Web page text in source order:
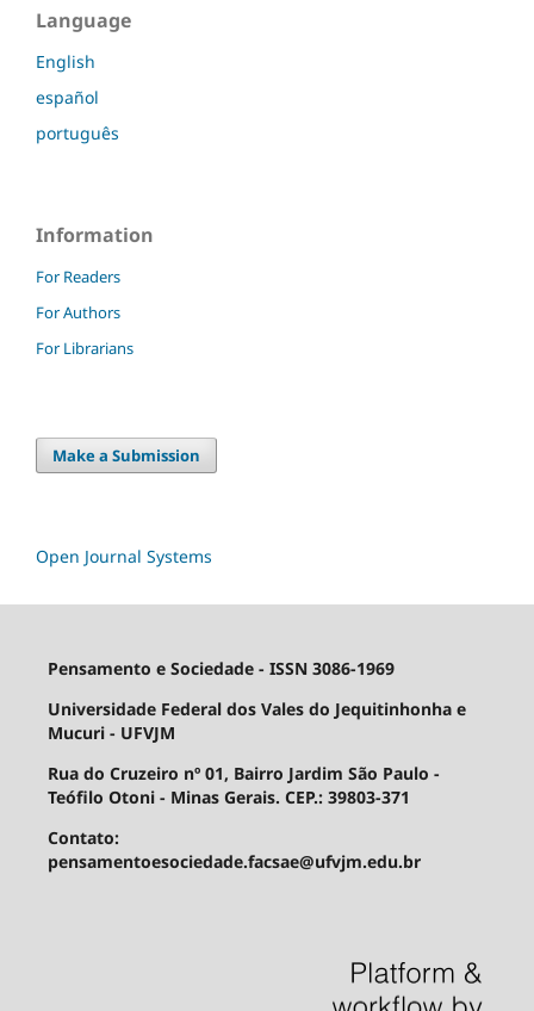
Language
English
español
português
Information
For Readers
For Authors
For Librarians
Make a Submission
Open Journal Systems
Pensamento e Sociedade - ISSN 3086-1969
Universidade Federal dos Vales do Jequitinhonha e
Mucuri - UFVJM
Rua do Cruzeiro nº 01, Bairro Jardim São Paulo -
Teófilo Otoni - Minas Gerais. CEP.: 39803-371
Contato:
pensamentoesociedade.facsae@ufvjm.edu.br